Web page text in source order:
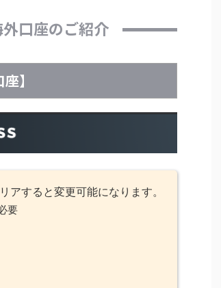
口座のご紹介
】
アすると変更可能になります。
要